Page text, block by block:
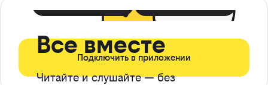
Все вместе
Читайте и слушайте — без
Подключить в приложении